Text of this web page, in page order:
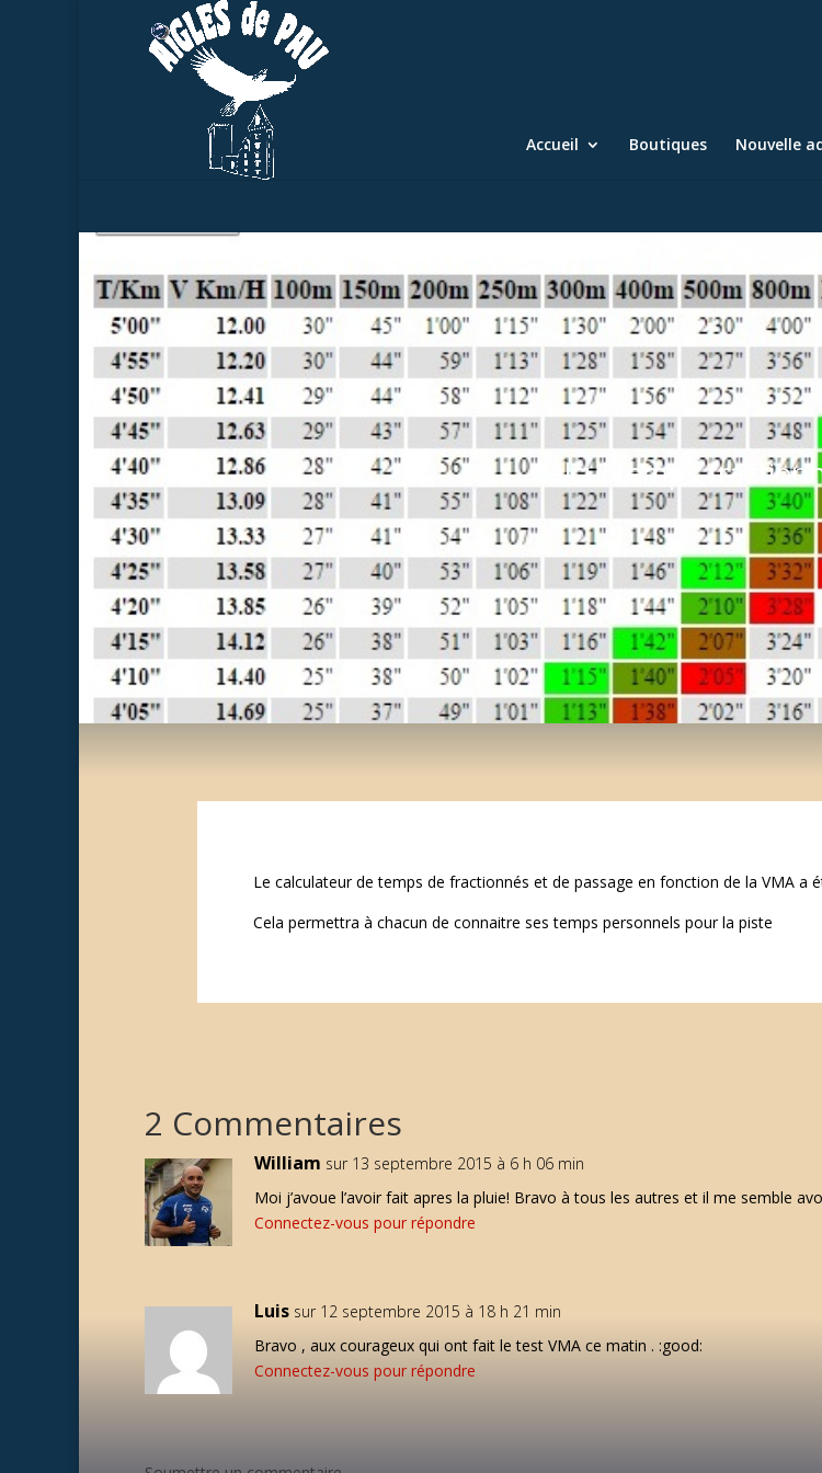
Accueil Boutiques Nouvelle
Calcul temps
Le calculateur de temps de fractionnés et de passage en fonction de la VMA a
Cela permettra à chacun de connaitre ses temps personnels pour la piste
2 Commentaires
William sur 13 septembre 2015 à 6 h 06 min
Moi j’avoue l’avoir fait apres la pluie! Bravo à tous les autres et il me semble
Connectez-vous pour répondre
Luis sur 12 septembre 2015 à 18 h 21 min
Bravo , aux courageux qui ont fait le test VMA ce matin . :good:
Connectez-vous pour répondre